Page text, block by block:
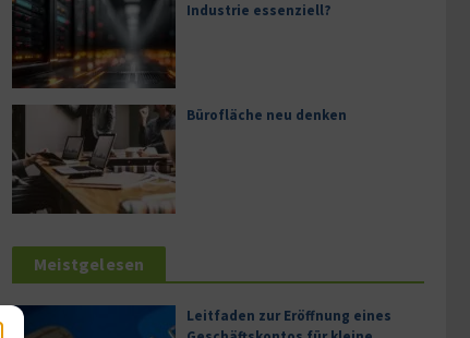
Industrie essenziell?
Bürofläche neu denken
Meistgelesen
Leitfaden zur Eröffnung eines